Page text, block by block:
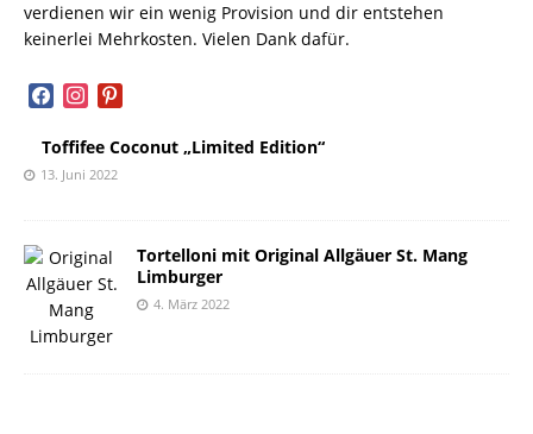
verdienen wir ein wenig Provision und dir entstehen
keinerlei Mehrkosten. Vielen Dank dafür.
facebookinstagram
pinterest
Toffifee Coconut „Limited Edition“
13. Juni 2022
Tortelloni mit Original Allgäuer St. Mang
Limburger
4. März 2022